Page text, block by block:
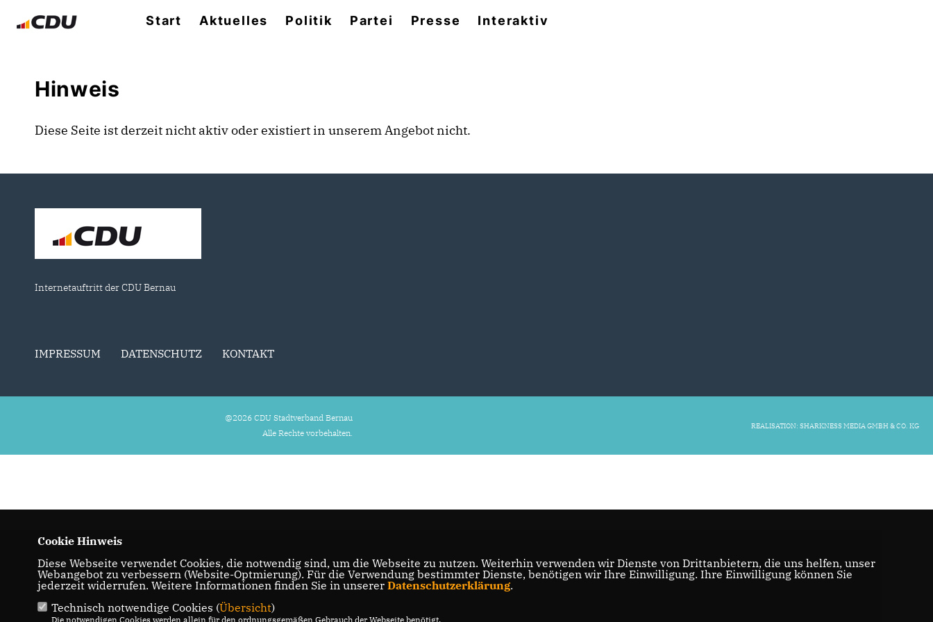
Start Aktuelles Politik Partei Presse Interaktiv
Hinweis
Diese Seite ist derzeit nicht aktiv oder existiert in unserem Angebot nicht.
Internetauftritt der CDU Bernau
IMPRESSUM DATENSCHUTZ KONTAKT
@2026 CDU Stadtverband Bernau
Alle Rechte vorbehalten.
REALISATION: SHARKNESS MEDIA GMBH & CO. KG
Cookie Hinweis
Diese Webseite verwendet Cookies, die notwendig sind, um die Webseite zu nutzen. Weiterhin verwenden wir Dienste von Drittanbietern, die uns helfen, unser
Webangebot zu verbessern (Website-Optmierung). Für die Verwendung bestimmter Dienste, benötigen wir Ihre Einwilligung. Ihre Einwilligung können Sie
jederzeit widerrufen. Weitere Informationen finden Sie in unserer Datenschutzerklärung.
Technisch notwendige Cookies (Übersicht)
Die notwendigen Cookies werden allein für den ordnungsgemäßen Gebrauch der Webseite benötigt.